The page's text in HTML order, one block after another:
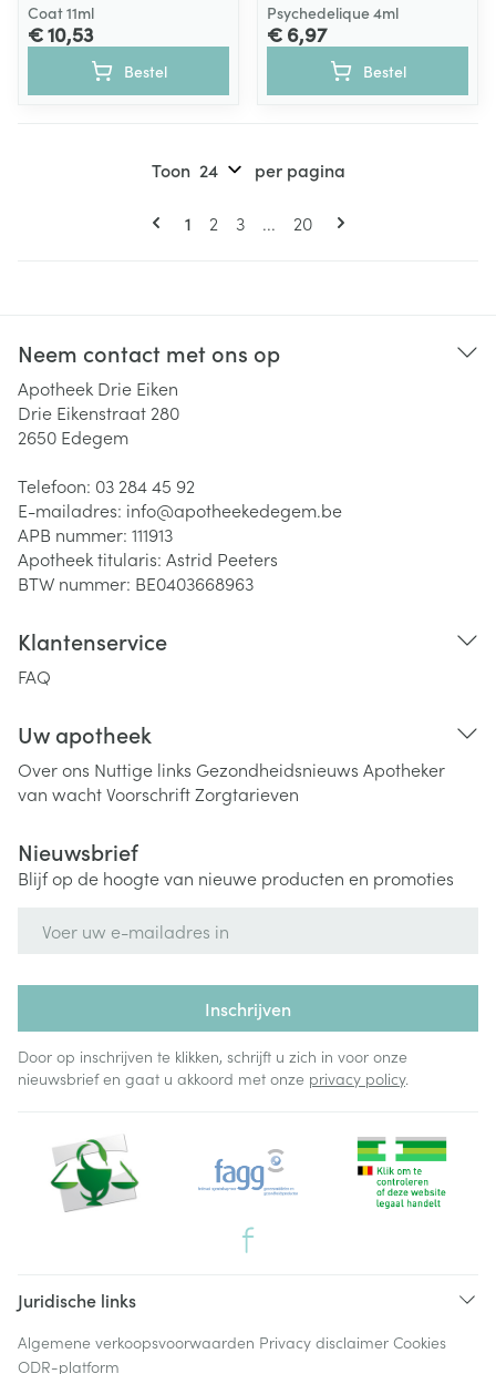
Coat 11ml
€ 10,53
Bestel
Psychedelique 4ml
€ 6,97
Bestel
Pagina's
U lees momenteel pagina
1 Pagina
2 Pagina
3 ... Pagina
20
Toon per pagina
Neem contact met ons op
Apotheek Drie Eiken
Drie Eikenstraat 280
2650 Edegem
Telefoon: 03 284 45 92
E-mailadres: info@apotheekedegem.be
APB nummer: 111913
Apotheek titularis: Astrid Peeters
BTW nummer: BE0403668963
Klantenservice
FAQ
Uw apotheek
Over ons Nuttige links Gezondheidsnieuws Apotheker
van wachtVoorschriftZorgtarieven
Nieuwsbrief
Blijf op de hoogte van nieuwe producten en promoties
Inschrijven
Door op inschrijven te klikken, schrijft u zich in voor onze
nieuwsbrief en gaat u akkoord met onze privacy policy.
Juridische links
Algemene verkoopsvoorwaarden Privacy disclaimer Cookies
ODR-platform